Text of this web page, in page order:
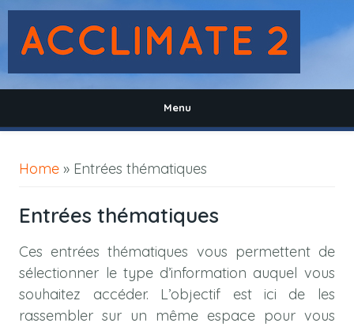
Skip to main content
Menu
Home » Entrées thématiques
Entrées thématiques
Ces entrées thématiques vous permettent de
sélectionner le type d’information auquel vous
souhaitez accéder. L’objectif est ici de les
rassembler sur un même espace pour vous